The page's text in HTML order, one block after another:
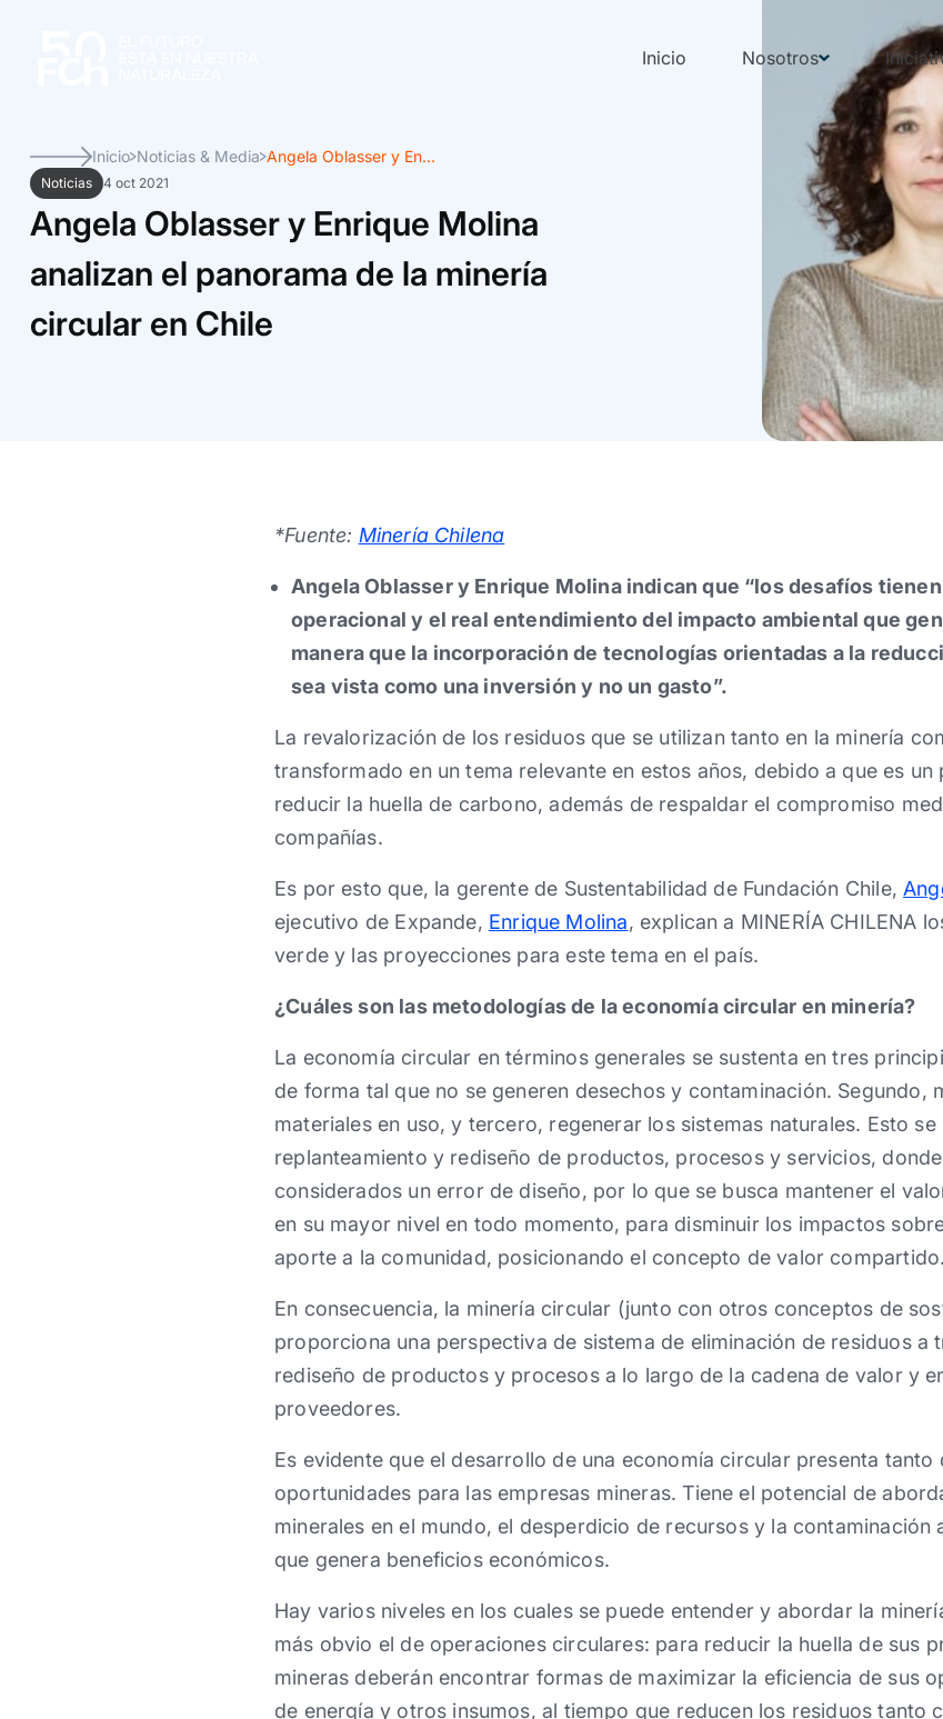
Inicio Nosotros
Inicio Noticias & Media Angela Oblasser y En...
Noticias 4 oct 2021
Angela Oblasser y Enrique Molina
analizan el panorama de la minería
circular en Chile
*Fuente: Minería Chilena
Angela Oblasser y Enrique Molina indican que “los desafíos
operacional y el real entendimiento del impacto ambiental que
manera que la incorporación de tecnologías orientadas a la
sea vista como una inversión y no un gasto”.
La revalorización de los residuos que se utilizan tanto en la minería
transformado en un tema relevante en estos años, debido a que es un
reducir la huella de carbono, además de respaldar el compromiso
compañías.
Es por esto que, la gerente de Sustentabilidad de Fundación Chile,
ejecutivo de Expande, Enrique Molina, explican a MINERÍA CHILENA
verde y las proyecciones para este tema en el país.
¿Cuáles son las metodologías de la economía circular en minería?
La economía circular en términos generales se sustenta en tres
de forma tal que no se generen desechos y contaminación. Segundo,
materiales en uso, y tercero, regenerar los sistemas naturales. Esto
replanteamiento y rediseño de productos, procesos y servicios,
considerados un error de diseño, por lo que se busca mantener el
en su mayor nivel en todo momento, para disminuir los impactos
aporte a la comunidad, posicionando el concepto de valor compartido.
En consecuencia, la minería circular (junto con otros conceptos de
proporciona una perspectiva de sistema de eliminación de residuos a
rediseño de productos y procesos a lo largo de la cadena de valor y
proveedores.
Es evidente que el desarrollo de una economía circular presenta tanto
oportunidades para las empresas mineras. Tiene el potencial de
minerales en el mundo, el desperdicio de recursos y la contaminación
que genera beneficios económicos.
Hay varios niveles en los cuales se puede entender y abordar la
más obvio el de operaciones circulares: para reducir la huella de sus
mineras deberán encontrar formas de maximizar la eficiencia de sus
de energía y otros insumos, al tiempo que reducen los residuos tanto